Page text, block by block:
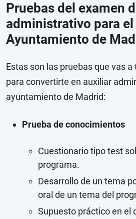
Pruebas del examen
administrativo para el
Ayuntamiento de
Estas son las pruebas que vas
para convertirte en auxiliar
ayuntamiento de Madrid:
Prueba de conocimientos
Cuestionario tipo test
programa.
Desarrollo de un tema
oral de un tema del
Supuesto práctico en el